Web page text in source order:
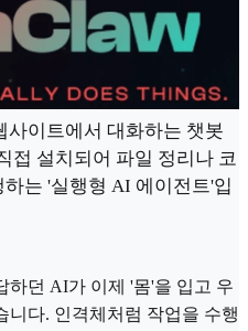
사이트에서 대화하는 챗봇
접 설치되어 파일 정리나 코
는 '실행형 AI 에이전트'입
하던 AI가 이제 '몸'을 입고 우
니다. 인격체처럼 작업을 수행